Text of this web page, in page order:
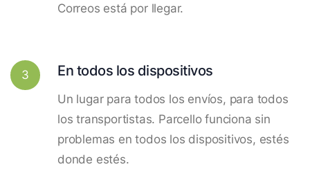
Correos está por llegar.
3 En todos los dispositivos
Un lugar para todos los envíos, para todos
los transportistas. Parcello funciona sin
problemas en todos los dispositivos, estés
donde estés.